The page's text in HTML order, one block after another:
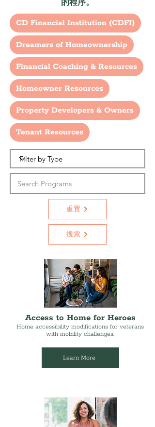
的程序。
CD Financial Institution (CDFI)
Dreamers of Homeownership
Financial Coaching & Resources
Homeowner Resources
Property Developers & Owners
Tenant Resources
重置
搜索
Access to Home for Heroes
Home accessibility modifications for veterans
with mobility challenges.
Learn More